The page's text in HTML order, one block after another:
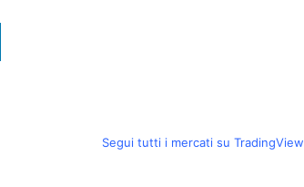
Segui tutti i mercati su TradingView